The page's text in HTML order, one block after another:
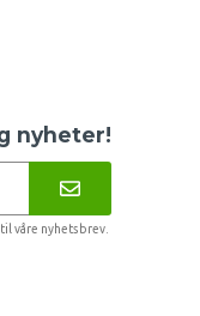
nyheter!
våre nyhetsbrev.